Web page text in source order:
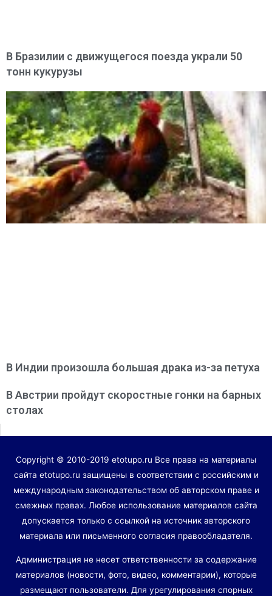
В Бразилии с движущегося поезда украли 50
тонн кукурузы
В Индии произошла большая драка из-за петуха
В Австрии пройдут скоростные гонки на барных
столах
Copyright © 2010-2019 etotupo.ru Все права на материалы
сайта etotupo.ru защищены в соответствии с российским и
международным законодательством об авторском праве и
смежных правах. Любое использование материалов сайта
допускается только с ссылкой на источник авторского
материала или письменного согласия правообладателя.
Администрация не несет ответственности за содержание
материалов (новости, фото, видео, комментарии), которые
размещают пользователи. Для урегулирования спорных